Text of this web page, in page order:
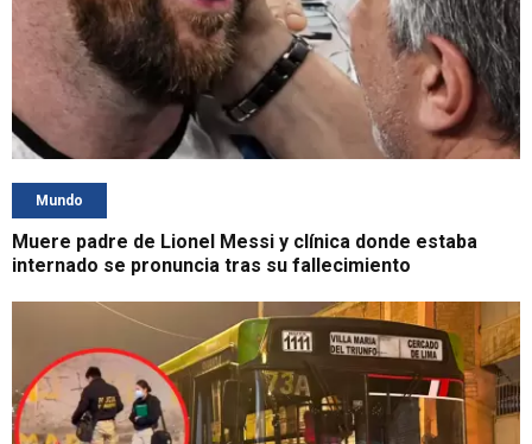
Mundo
Muere padre de Lionel Messi y clínica donde estaba
internado se pronuncia tras su fallecimiento